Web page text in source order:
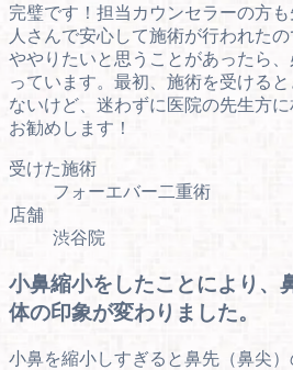
完璧です！担当カウンセラーの方
人さんで安心して施術が行われた
ややりたいと思うことがあったら
っています。最初、施術を受ける
ないけど、迷わずに医院の先生方
お勧めします！
受けた施術
フォーエバー二重術
店舗
渋谷院
小鼻縮小をしたことにより、
体の印象が変わりました。
小鼻を縮小しすぎると鼻先（鼻尖